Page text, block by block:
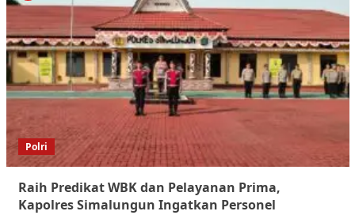
Polri
Raih Predikat WBK dan Pelayanan Prima,
Kapolres Simalungun Ingatkan Personel